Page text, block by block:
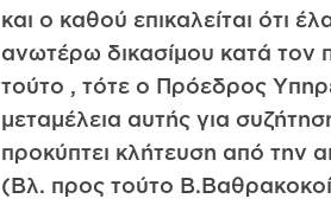
και ο καθού επικαλείται ότι
ανωτέρω δικασίμου κατά τον
τούτο , τότε ο Πρόεδρος
μεταμέλεια αυτής για
προκύπτει κλήτευση από την
(Βλ. προς τούτο